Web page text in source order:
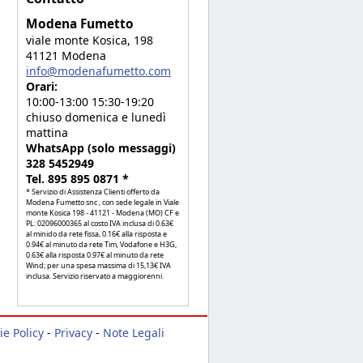
Modena Fumetto
viale monte Kosica, 198
41121 Modena
info@modenafumetto.com
Orari:
10:00-13:00 15:30-19:20
chiuso domenica e lunedì
mattina
WhatsApp (solo messaggi)
328 5452949
Tel. 895 895 0871 *
* Servizio di Assistenza Clienti offerto da
Modena Fumetto snc , con sede legale in Viale
monte Kosica 198 - 41121 - Modena (MO) CF e
PL: 02096000365 al costo IVA inclusa di 0.63€
al minido da rete fissa, 0.16€ alla risposta e
0.94€ al minuto da rete Tim, Vodafone e H3G,
0.63€ alla risposta 0.97€ al minuto da rete
Wind; per una spesa massima di 15,13€ IVA
inclusa. Servizio riservato a maggiorenni.
Policy - Privacy - Note Legali